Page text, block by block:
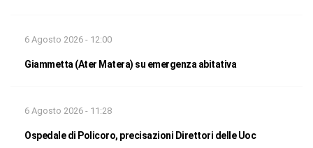
6 Agosto 2026 - 12:00
Giammetta (Ater Matera) su emergenza abitativa
6 Agosto 2026 - 11:28
Ospedale di Policoro, precisazioni Direttori delle Uoc